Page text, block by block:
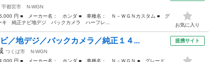
宇都宮市
N-WGN
円 ■ メーカー名： ホンダ ■ 車種名： Ｎ－ＷＧＮカスタム ■ グ
純正ナビ地デジ バックカメラ ハーフレ...
お気に入り
／地デジ／バックカメラ／純正１４...
つくば市
N-WGN
円 ■ メーカー名： ホンダ ■ 車種名： Ｎ－ＷＧＮ ■ グレード
提携サイト